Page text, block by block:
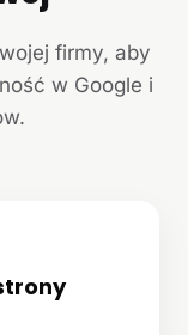
firmy, aby
w Google i